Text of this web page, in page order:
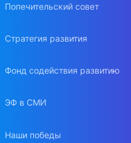
Попечительский совет
Стратегия развития
Фонд содействия развитию
ЭФ в СМИ
Наши победы